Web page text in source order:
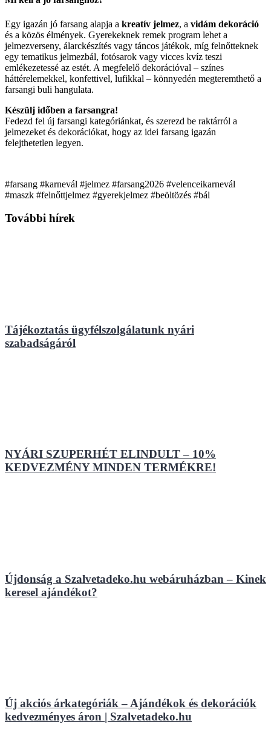
Egy igazán jó farsang alapja a kreatív jelmez, a vidám dekoráció
és a közös élmények. Gyerekeknek remek program lehet a
jelmezverseny, álarckészítés vagy táncos játékok, míg felnőtteknek
egy tematikus jelmezbál, fotósarok vagy vicces kvíz teszi
emlékezetessé az estét. A megfelelő dekorációval – színes
háttérelemekkel, konfettivel, lufikkal – könnyedén megteremthető a
farsangi buli hangulata.
Készülj időben a farsangra!
Fedezd fel új farsangi kategóriánkat, és szerezd be raktárról a
jelmezeket és dekorációkat, hogy az idei farsang igazán
felejthetetlen legyen.
#farsang #karnevál #jelmez #farsang2026 #velenceikarnevál
#maszk #felnőttjelmez #gyerekjelmez #beöltözés #bál
További hírek
Tájékoztatás ügyfélszolgálatunk nyári
szabadságáról
NYÁRI SZUPERHÉT ELINDULT – 10%
KEDVEZMÉNY MINDEN TERMÉKRE!
Újdonság a Szalvetadeko.hu webáruházban – Kinek
keresel ajándékot?
Új akciós árkategóriák – Ajándékok és dekorációk
kedvezményes áron | Szalvetadeko.hu